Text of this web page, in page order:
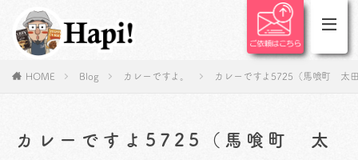
HOME Blog カレーですよ。 カレーですよ5725（馬喰町 太
カレーですよ5725（馬喰町 太